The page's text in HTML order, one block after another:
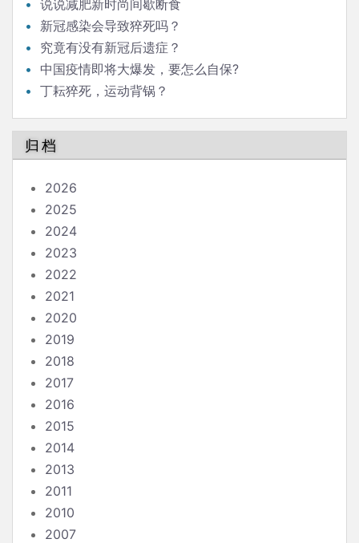
说说减肥新时尚间歇断食
新冠感染会导致猝死吗？
究竟有没有新冠后遗症？
中国疫情即将大爆发，要怎么自保?
丁耘猝死，运动背锅？
归档
2026
2025
2024
2023
2022
2021
2020
2019
2018
2017
2016
2015
2014
2013
2011
2010
2007